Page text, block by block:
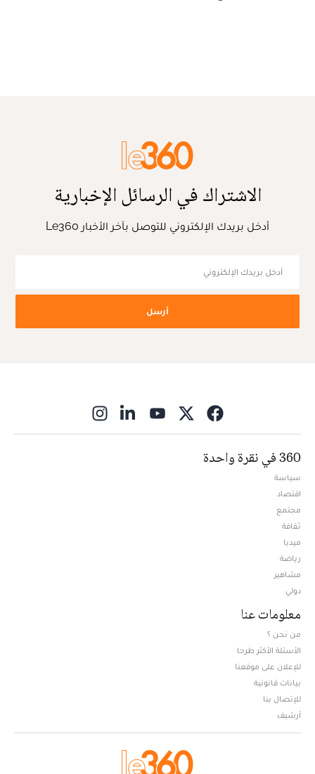
الاشتراك في الرسائل الإخبارية
أدخل بريدك الإلكتروني للتوصل بآخر الأخبار Le360
أرسل
360 في نقرة واحدة
سياسة
اقتصاد
مجتمع
ثقافة
ميديا
رياضة
مشاهير
دولي
معلومات عنا
من نحن ؟
الأسئلة الأكثر طرحا
للإعلان على موقعنا
بيانات قانونية
للإتصال بنا
أرشيف